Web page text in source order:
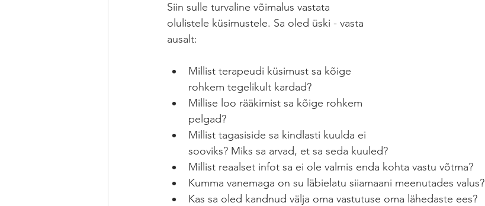
Siin sulle turvaline võimalus vastata
olulistele küsimustele. Sa oled üski - vasta
ausalt:
Millist terapeudi küsimust sa kõige
rohkem tegelikult kardad?
Millise loo rääkimist sa kõige rohkem
pelgad?
Millist tagasiside sa kindlasti kuulda ei
sooviks? Miks sa arvad, et sa seda kuuled?
Millist reaalset infot sa ei ole valmis enda kohta vastu võtma?
Kumma vanemaga on su läbielatu siiamaani meenutades valus?
Kas sa oled kandnud välja oma vastutuse oma lähedaste ees?